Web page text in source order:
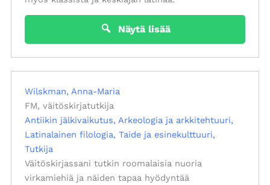
Näytä lisää
Wilskman, Anna-Maria
FM, väitöskirjatutkija
Antiikin jälkivaikutus Arkeologia ja arkkitehtuuri
Latinalainen filologia Taide ja esinekulttuuri
Tutkija
Väitöskirjassani tutkin roomalaisia nuoria
virkamiehiä ja näiden tapaa hyödyntää